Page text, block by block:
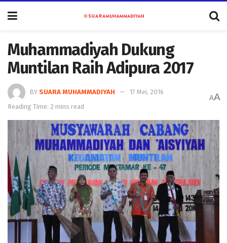
Muhammadiyah Dukung
Muntilan Raih Adipura 2017
BY SUARA MUHAMMADIYAH
17 Mei, 2016
Reading Time: 2 mins read
AA